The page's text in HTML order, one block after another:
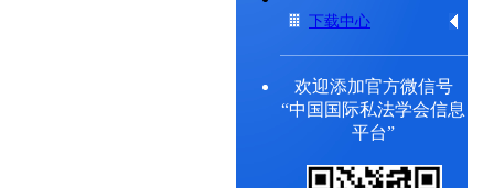
下载中心
欢迎添加官方微信号
“中国国际私法学会信息
平台”